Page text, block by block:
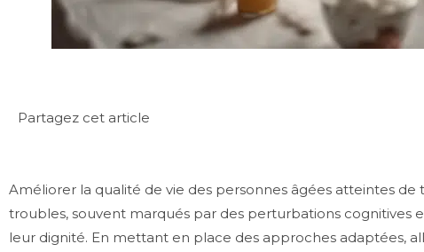
Partagez cet article
Améliorer la qualité de vie des personnes âgées atteintes
troubles, souvent marqués par des perturbations
leur dignité. En mettant en place des approches adaptées,